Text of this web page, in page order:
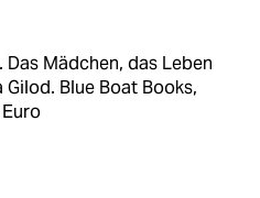
Das Mädchen, das Leben
Blue Boat Books,